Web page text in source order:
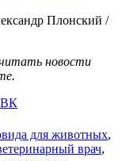
Плонский /
новости
ВК
для животных,
врач,